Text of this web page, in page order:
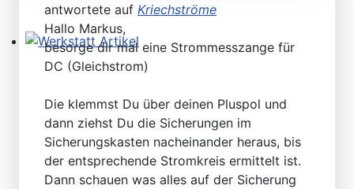
Werkstatt Artikel
antwortete auf Kriechströme
Hallo Markus,
besorge dir mal eine Strommesszange für
DC (Gleichstrom)
Die klemmst Du über deinen Pluspol und
dann ziehst Du die Sicherungen im
Sicherungskasten nacheinander heraus, bis
der entsprechende Stromkreis ermittelt ist.
Dann schauen was alles auf der Sicherung